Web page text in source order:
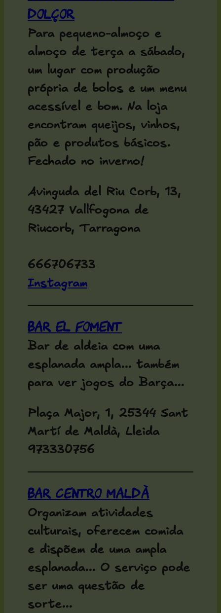
Dolçor
Para pequeno-almoço e
almoço de terça a sábado,
um lugar com produção
própria de bolos e um menu
acessível e bom. Na loja
encontram queijos, vinhos,
pão e produtos básicos.
Fechado no inverno!
Avinguda del Riu Corb, 13,
43427 Vallfogona de
Riucorb, Tarragona
666706733
Instagram
Bar El Foment
Bar de aldeia com uma
esplanada ampla... também
para ver jogos do Barça...
Plaça Major, 1, 25344 Sant
Martí de Maldà, Lleida
973330756
Bar Centro Maldà
Organizam atividades
culturais, oferecem comida
e dispõem de uma ampla
esplanada... O serviço pode
ser uma questão de
sorte...